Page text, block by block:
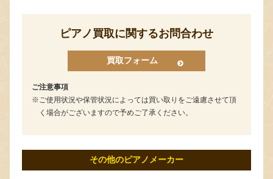
ピアノ買取に関するお問合わせ
買取フォーム
ご注意事項
ご使用状況や保管状況によっては買い取りをご遠慮させて頂
く場合がございますので予めご了承ください。
その他のピアノメーカー